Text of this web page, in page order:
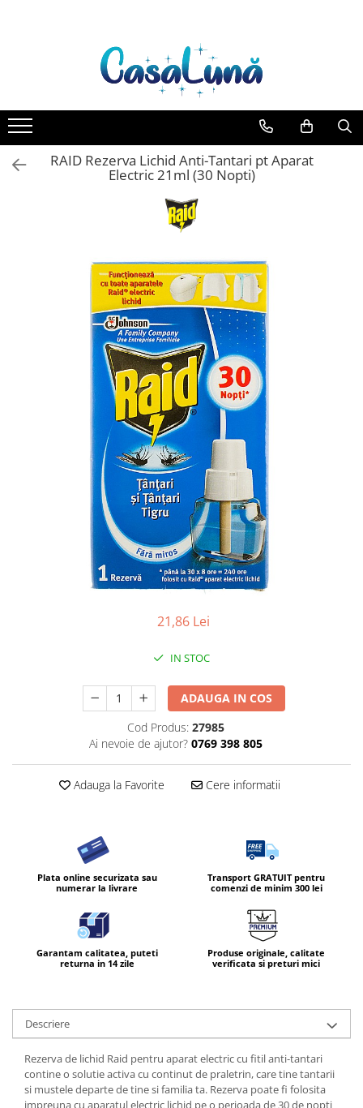
Toate Produsele
Gamma D'ORO Odorizant Cu
Betisoare 120 ml
EYFEL
EYFEL Odorizant Auto 10 ml
LORIS Odorizant cu Betisoare 120
Detergent Rufe
Apret & solutii speciale
Solutie de intretinere textile
Solutii de scos pete
Tablete & Capsule
Combaterea Insectelor
Diverse produse de uz casnic
Saci Menajeri
Servetele Umede Multisuprfete
Ingrijirea corpului
Gel de dus
Igiena orala
Lotiune de corp
Produse pentru ras
RAID Rezerva Lichid Anti-Tantari pt Aparat
Electric 21ml (30 Nopti)
21,86 Lei
IN STOC
ADAUGA IN COS
Cod Produs: 27985
Ai nevoie de ajutor? 0769 398 805
Adauga la Favorite Cere informatii
Plata online securizata sau
numerar la livrare
Transport GRATUIT pentru
comenzi de minim 300 lei
Garantam calitatea, puteti
returna in 14 zile
Produse originale, calitate
verificata si preturi mici
Descriere
Rezerva de lichid Raid pentru aparat electric cu fitil anti-tantari
contine o solutie activa cu continut de praletrin, care tine tantarii
si mustele departe de tine si familia ta. Rezerva poate fi folosita
impreuna cu aparatul electric lichid pe o perioada de 30 de nopti